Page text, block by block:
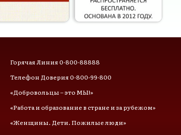
Горячая Линия 0-800-88888
Телефон Доверия 0-800-99-800
«Добровольцы – это МЫ!»
«Работа и образование в стране и за рубежом»
«Женщины. Дети. Пожилые люди»